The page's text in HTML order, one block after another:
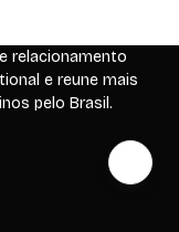
relacionamento
e reune mais
pelo Brasil.